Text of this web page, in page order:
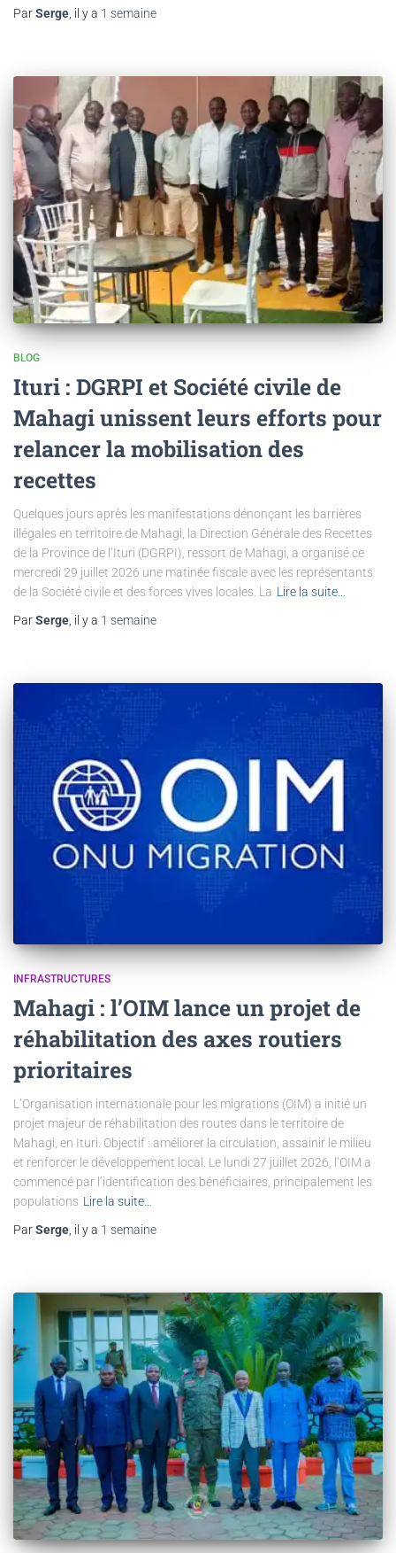
ParSerge, il y a 1 semaine
BLOG
Ituri : DGRPI et Société civile de
Mahagi unissent leurs efforts pour
relancer la mobilisation des
recettes
Quelques jours après les manifestations dénonçant les barrières
illégales en territoire de Mahagi, la Direction Générale des Recettes
de la Province de l’Ituri (DGRPI), ressort de Mahagi, a organisé ce
mercredi 29 juillet 2026 une matinée fiscale avec les représentants
de la Société civile et des forces vives locales. La Lire la suite…
ParSerge , il y a 1 semaine
INFRASTRUCTURES
Mahagi : l’OIM lance un projet de
réhabilitation des axes routiers
prioritaires
L’Organisation internationale pour les migrations (OIM) a initié un
projet majeur de réhabilitation des routes dans le territoire de
Mahagi, en Ituri. Objectif : améliorer la circulation, assainir le milieu
et renforcer le développement local. Le lundi 27 juillet 2026, l’OIM a
commencé par l’identification des bénéficiaires, principalement les
populations Lire la suite…
ParSerge , il y a 1 semaine